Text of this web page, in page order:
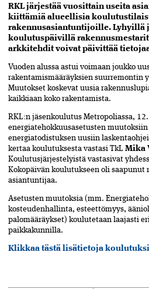
RKL järjestää vuosittain useita
kiittämiä alueellisia
rakennusasiantuntijoille. Lyhyillä
koulutuspäivillä
arkkitehdit voivat päivittää
Vuoden alussa astui voimaan joukko
rakentamismääräyksien suurremontin
Muutokset koskevat uusia
kaikkiaan koko rakentamista.
RKL:n jäsenkoulutus Metropoliassa,
energiatehokkuusasetusten muutoksiin
energiatodistuksen uusiin
kertaa koulutuksesta vastasi TkL Mika
Koulutusjärjestelyistä vastasivat
Kokopäivän koulutukseen oli saapunut
asiantuntijaa.
Asetusten muutoksia (mm.
kosteudenhallinta, esteettömyys,
palomääräykset) koulutetaan laajasti eri
paikkakunnilla.
Klikkaa tästä lisätietoja